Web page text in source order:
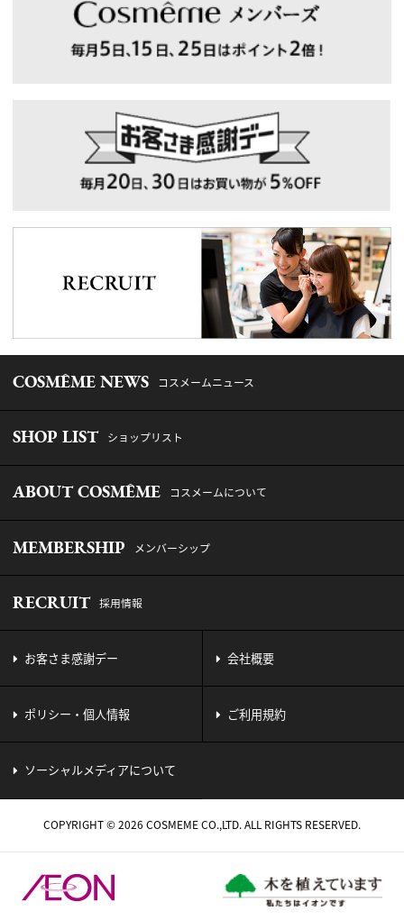
COSMÊME NEWS コスメームニュース
SHOP LIST ショップリスト
ABOUT COSMÊME コスメームについて
MEMBERSHIP メンバーシップ
RECRUIT 採用情報
お客さま感謝デー 会社概要
ポリシー・個人情報 ご利用規約
ソーシャルメディアについて
COPYRIGHT © 2026 COSMEME CO.,LTD. ALL RIGHTS RESERVED.